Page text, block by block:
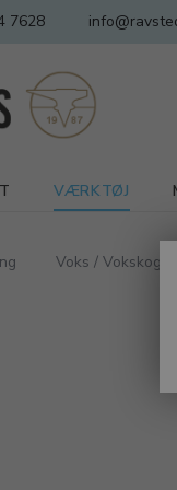
7628
VÆRKTØJ
Voks /